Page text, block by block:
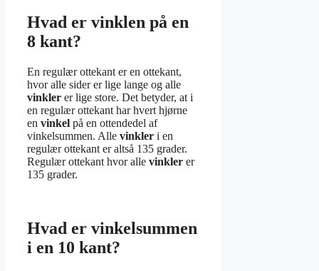
Hvad er vinklen på en
8 kant?
En regulær ottekant er en ottekant,
hvor alle sider er lige lange og alle
vinkler er lige store. Det betyder, at i
en regulær ottekant har hvert hjørne
en vinkel på en ottendedel af
vinkelsummen. Alle vinkler i en
regulær ottekant er altså 135 grader.
Regulær ottekant hvor alle vinkler er
135 grader.
Hvad er vinkelsummen
i en 10 kant?